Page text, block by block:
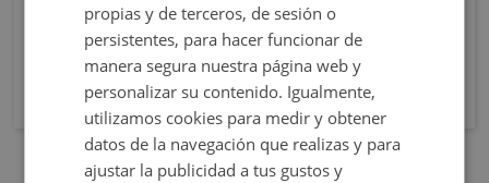
propias y de terceros, de sesión o
persistentes, para hacer funcionar de
manera segura nuestra página web y
personalizar su contenido. Igualmente,
utilizamos cookies para medir y obtener
datos de la navegación que realizas y para
ajustar la publicidad a tus gustos y